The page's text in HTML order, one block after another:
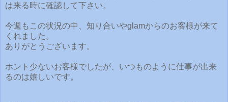
は来る時に確認して下さい。
今週もこの状況の中、知り合いやglamからのお客様が来て
くれました。
ありがとうございます。
ホント少ないお客様でしたが、いつものように仕事が出来
るのは嬉しいです。